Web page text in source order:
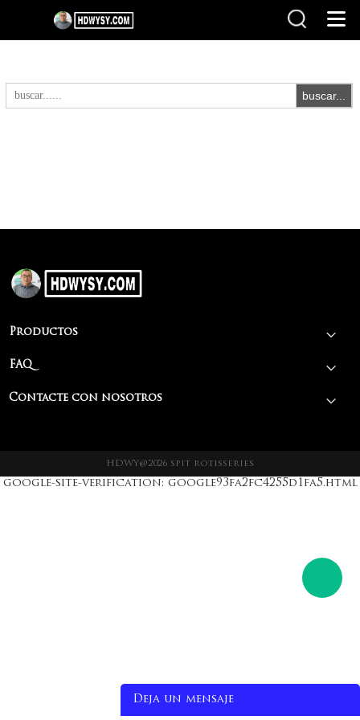
Productos
FAQ
Contacte con nosotros
HDWY@2026 spit rotisseries
Deja un mensaje
google-site-verification: google93fa2fc4255d1fa5.html